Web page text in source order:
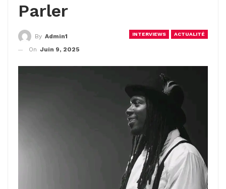
Parler
INTERVIEWS ACTUALITÉ
By Admin1
On Juin 9, 2025